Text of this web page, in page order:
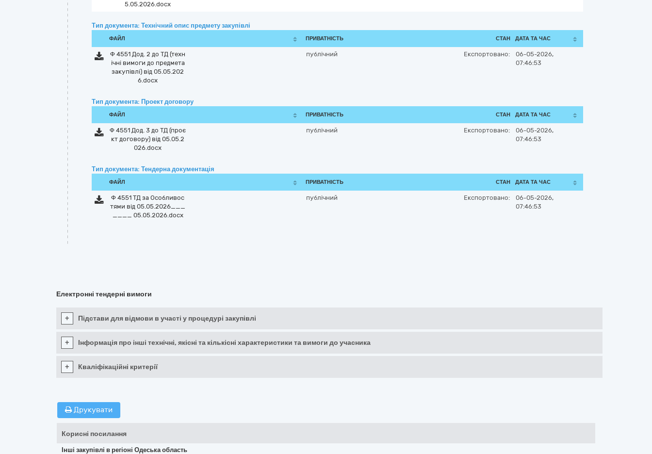
5.05.2026.docx
Тип документа: Технічний опис предмету закупівлі
ФАЙЛ ПРИВАТНІСТЬ СТАН ДАТА ТА ЧАС
Ф 4551 Дод. 2 до ТД (техн
ічні вимоги до предмета
закупівлі) від 05.05.202
6.docx
публічний Експортовано:
06-05-2026,
07:46:53
Тип документа: Проект договору
ФАЙЛ ПРИВАТНІСТЬ СТАН ДАТА ТА ЧАС
Ф 4551 Дод. 3 до ТД (проє
кт договору) від 05.05.2
026.docx
публічний Експортовано:
06-05-2026,
07:46:53
Тип документа: Тендерна документація
ФАЙЛ ПРИВАТНІСТЬ СТАН ДАТА ТА ЧАС
Ф 4551 ТД за Особливос
тями від 05.05.2026___
____ 05.05.2026.docx
публічний Експортовано:
06-05-2026,
07:46:53
Електронні тендерні вимоги
+ Підстави для відмови в участі у процедурі закупівлі
+ Інформація про інші технічні, якісні та кількісні характеристики та вимоги до учасника
+ Кваліфікаційні критерії
Друкувати
Корисні посилання
Інші закупівлі в регіоні Одеська область